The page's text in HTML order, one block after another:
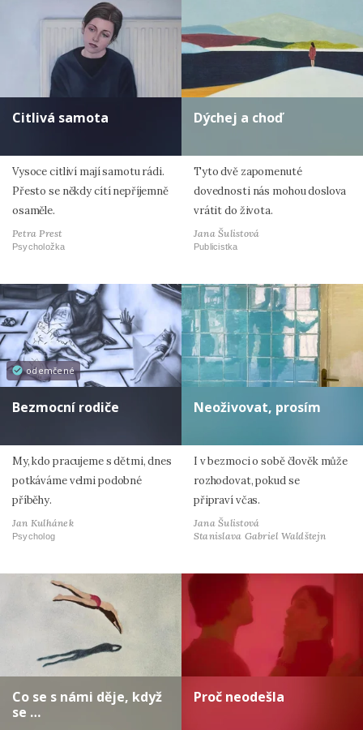
Citlivá samota
Vysoce citliví mají samotu rádi.
Přesto se někdy cítí nepříjemně
osaměle.
Petra Prest
Psycholožka
Dýchej a choď
Tyto dvě zapomenuté
dovednosti nás mohou doslova
vrátit do života.
Jana Šulistová
Publicistka
odemčené
Bezmocní rodiče
My, kdo pracujeme s dětmi, dnes
potkáváme velmi podobné
příběhy.
Jan Kulhánek
Psycholog
Neoživovat, prosím
I v bezmoci o sobě člověk může
rozhodovat, pokud se
připraví včas.
Jana Šulistová
Stanislava Gabriel Waldštejn
Co se s námi děje, když
se …
Proč neodešla